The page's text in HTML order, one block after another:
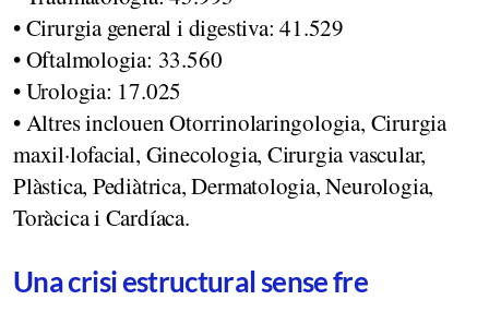
• Cirurgia general i digestiva: 41.529
• Oftalmologia: 33.560
• Urologia: 17.025
• Altres inclouen Otorrinolaringologia, Cirurgia
maxil·lofacial, Ginecologia, Cirurgia vascular,
Plàstica, Pediàtrica, Dermatologia, Neurologia,
Toràcica i Cardíaca.
Una crisi estructural sense fre